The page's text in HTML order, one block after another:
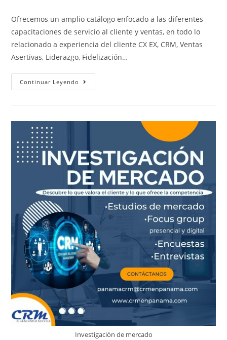
Ofrecemos un amplio catálogo enfocado a las diferentes
capacitaciones de servicio al cliente y ventas, en todo lo
relacionado a experiencia del cliente CX EX, CRM, Ventas
Asertivas, Liderazgo, Fidelización…
Continuar Leyendo
Investigación de mercado